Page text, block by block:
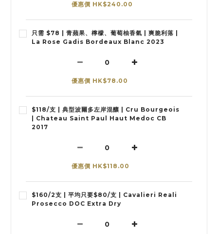
優惠價 HK$240.00
只需 $78 | 青蘋果、檸檬、葡萄柚香氣 | 爽脆利落 |
La Rose Gadis Bordeaux Blanc 2023
優惠價 HK$78.00
$118/支 | 典型波爾多左岸混釀 | Cru Bourgeois
| Chateau Saint Paul Haut Medoc CB
2017
優惠價 HK$118.00
$160/2支 | 平均只要$80/支 | Cavalieri Reali
Prosecco DOC Extra Dry